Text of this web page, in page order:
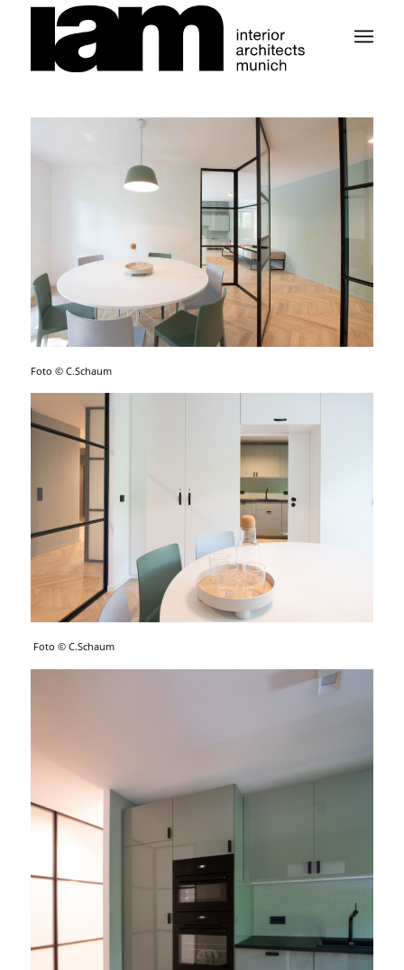
Foto © C.Schaum
Foto © C.Schaum